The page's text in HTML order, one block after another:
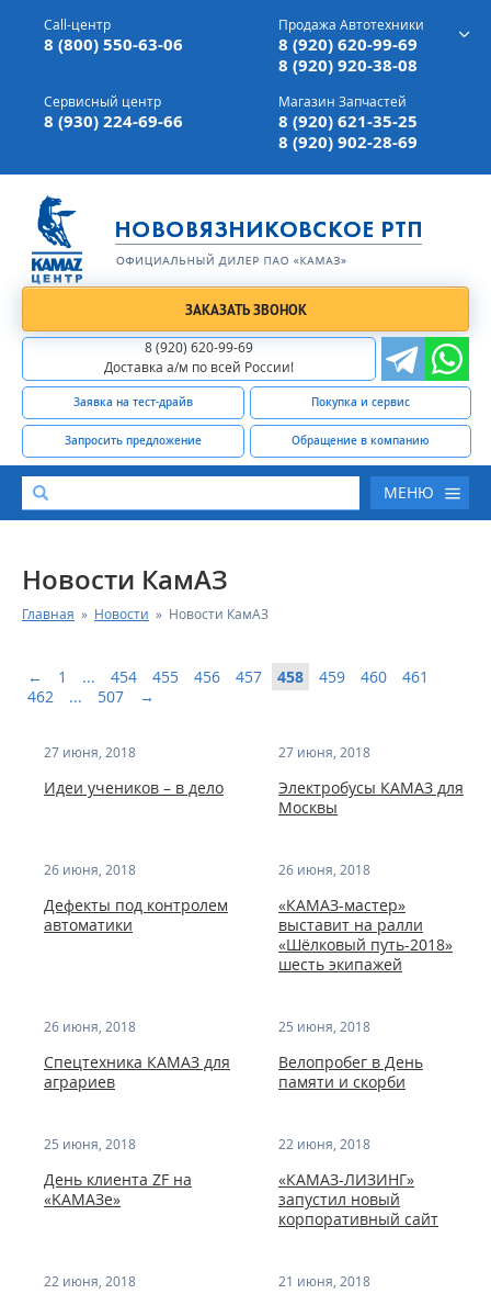
г. Вязники,ул. Механизаторов, д 90
Доставка а/м,по всей России
Call-центр
8 (800) 550-63-06
Продажа Автотехники
8 (920) 620-99-69
8 (920) 920-38-08
Сервисный центр
8 (930) 224-69-66
Магазин Запчастей
8 (920) 621-35-25
8 (920) 902-28-69
ЗАКАЗАТЬ ЗВОНОК
8 (920) 620-99-69
Доставка а/м по всей России!
Заявка на тест-драйв Покупка и сервис
Запросить предложение Обращение в компанию
МЕНЮ
КАТАЛОГ АВТОТЕХНИКИ
СЕРВИС И ГАРАНТИЙНЫЕ ОБЯЗАТЕЛЬСТВА
РЕМОНТ ДВИГАТЕЛЕЙ КАМАЗ
ФОТОГАЛЕРЕЯ
Новости КамАЗ
Главная » Новости » Новости КамАЗ
← 1 ... 454 455 456 457 458 459 460
461
462
... 507 →
27 июня, 2018
Идеи учеников – в дело
27 июня, 2018
Электробусы КАМАЗ для
Москвы
26 июня, 2018
Дефекты под контролем
автоматики
26 июня, 2018
«КАМАЗ-мастер»
выставит на ралли
«Шёлковый путь-2018»
шесть экипажей
26 июня, 2018
Спецтехника КАМАЗ для
аграриев
25 июня, 2018
Велопробег в День
памяти и скорби
25 июня, 2018
День клиента ZF на
«KAMAЗе»
22 июня, 2018
«КАМАЗ-ЛИЗИНГ»
запустил новый
корпоративный сайт
22 июня, 2018 21 июня, 2018